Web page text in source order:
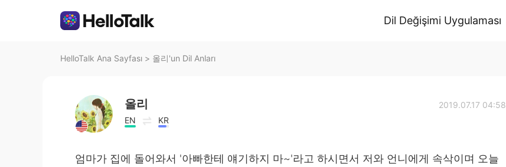
Dil Değişimi Uygulaması
HelloTalk Ana Sayfası > 올리'un Dil Anları
올리
EN KR
2019.07.17 04:58
엄마가 집에 돌어와서 '아빠한테 얘기하지 마~'라고 하시면서 저와 언니에게 속삭이며 오늘